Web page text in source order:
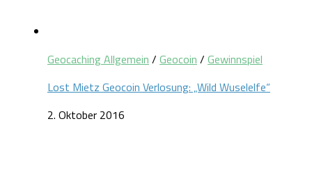
Geocaching Allgemein / Geocoin / Gewinnspiel
Lost Mietz Geocoin Verlosung: „Wild Wuselelfe“
2. Oktober 2016